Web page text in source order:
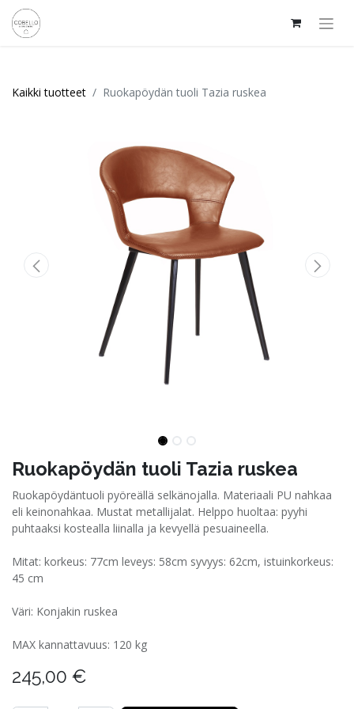
Kaikki tuotteet Ruokapöydän tuoli Tazia ruskea
Ruokapöydän tuoli Tazia ruskea
Ruokapöydäntuoli pyöreällä selkänojalla. Materiaali PU nahkaa
eli keinonahkaa. Mustat metallijalat. Helppo huoltaa: pyyhi
puhtaaksi kostealla liinalla ja kevyellä pesuaineella.
Mitat: korkeus: 77cm leveys: 58cm syvyys: 62cm, istuinkorkeus:
45 cm
Väri: Konjakin ruskea
MAX kannattavuus: 120 kg
245,00 €